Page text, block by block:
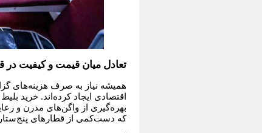
تعادل میان قیمت و کیفیت در
همیشه نیاز به صرف هزینه‌های
اقتصادی ایجاد کرده‌اند. خرید
بهره‌گیری از واگن‌های مدرن و
که دست‌کمی از قطارهای